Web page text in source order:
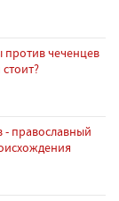
чеченцев
православный